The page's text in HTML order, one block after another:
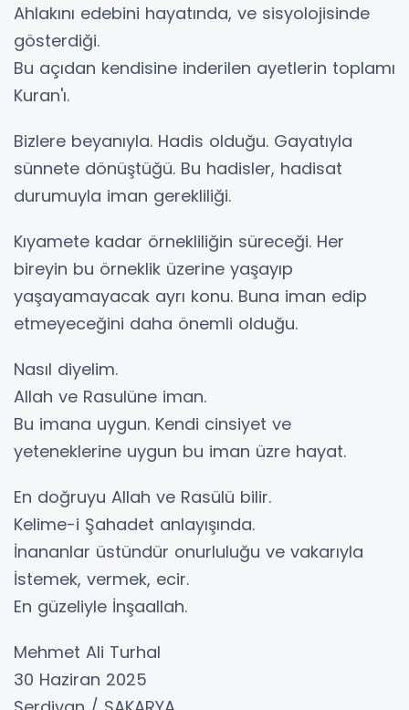
Ahlakını edebini hayatında, ve sisyolojisinde
gösterdiği.
Bu açıdan kendisine inderilen ayetlerin toplamı
Kuran'ı.
Bizlere beyanıyla. Hadis olduğu. Gayatıyla
sünnete dönüştüğü. Bu hadisler, hadisat
durumuyla iman gerekliliği.
Kıyamete kadar örnekliliğin süreceği. Her
bireyin bu örneklik üzerine yaşayıp
yaşayamayacak ayrı konu. Buna iman edip
etmeyeceğini daha önemli olduğu.
Nasıl diyelim.
Allah ve Rasulüne iman.
Bu imana uygun. Kendi cinsiyet ve
yeteneklerine uygun bu iman üzre hayat.
En doğruyu Allah ve Rasülü bilir.
Kelime-i Şahadet anlayışında.
İnananlar üstündür onurluluğu ve vakarıyla
İstemek, vermek, ecir.
En güzeliyle İnşaallah.
Mehmet Ali Turhal
30 Haziran 2025